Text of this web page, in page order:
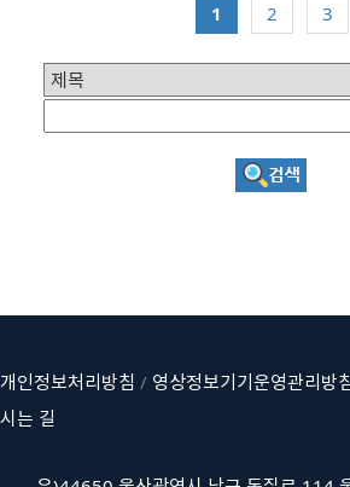
1 2 3
개인정보처리방침 / 영상정보기기운영관리방
시는 길